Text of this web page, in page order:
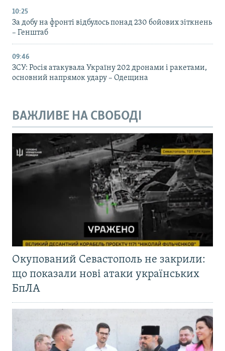
10:25
За добу на фронті відбулось понад 230 бойових зіткнень
– Генштаб
09:46
ЗСУ: Росія атакувала Україну 202 дронами і ракетами,
основний напрямок удару – Одещина
ВАЖЛИВЕ НА СВОБОДІ
Окупований Севастополь не закрили:
що показали нові атаки українських
БпЛА